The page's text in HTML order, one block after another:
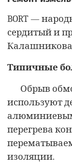
BORT —
сердитый и
Типичные
Обрыв
используют
перегрева
изоляции.